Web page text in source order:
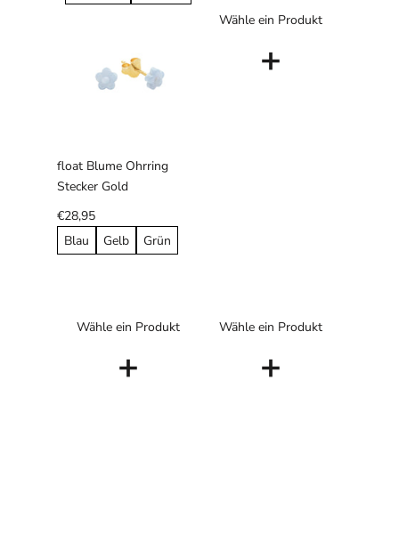
float Blume Ohrring
Stecker Gold
€28,95
Blau
Gelb Grün
Wähle ein Produkt
+
Wähle ein Produkt
+
Wähle ein Produkt
+